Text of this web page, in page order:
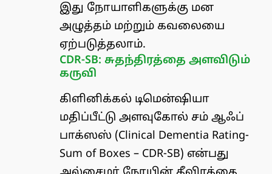
இது நோயாளிகளுக்கு மன
அழுத்தம் மற்றும் கவலையை
ஏற்படுத்தலாம்.
CDR-SB: சுதந்திரத்தை அளவிடும்
கருவி
கிளினிக்கல் டிமென்ஷியா
மதிப்பீட்டு அளவுகோல் சம் ஆஃப்
பாக்ஸஸ் (Clinical Dementia Rating-
Sum of Boxes – CDR-SB) என்பது